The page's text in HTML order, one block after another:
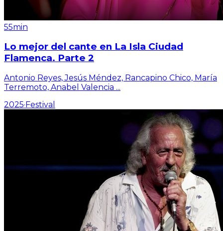
55min
Lo mejor del cante en La Isla Ciudad
Flamenca. Parte 2
Antonio Reyes, Jesús Méndez, Rancapino Chico, María
Terremoto, Anabel Valencia ...
2025·Festival